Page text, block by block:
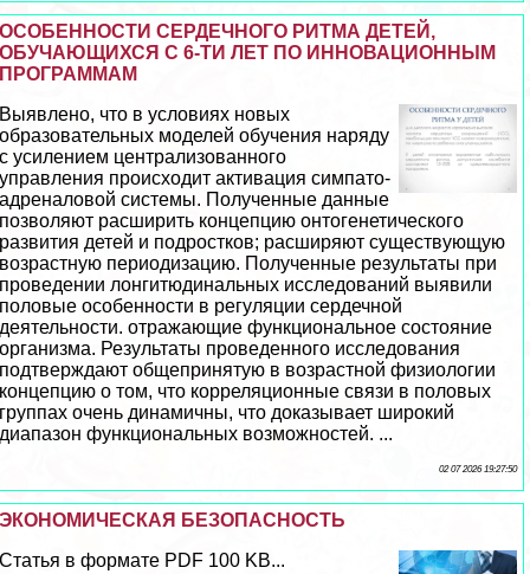
ОСОБЕННОСТИ СЕРДЕЧНОГО РИТМА ДЕТЕЙ,
ОБУЧАЮЩИХСЯ С 6-ТИ ЛЕТ ПО ИННОВАЦИОННЫМ
ПРОГРАММАМ
Выявлено, что в условиях новых
образовательных моделей обучения наряду
с усилением централизованного
управления происходит активация симпато-
адреналовой системы. Полученные данные
позволяют расширить концепцию онтогенетического
развития детей и подростков; расширяют существующую
возрастную периодизацию. Полученные результаты при
проведении лонгитюдинальных исследований выявили
пoлoвые особенности в регуляции сердечной
деятельности. отражающие функциональное состояние
организма. Результаты проведенного исследования
подтверждают общепринятую в возрастной физиологии
концепцию о том, что корреляционные связи в пoлoвых
группах очень динамичны, что доказывает широкий
диапазон функциональных возможностей. ...
02 07 2026 19:27:50
ЭКОНОМИЧЕСКАЯ БЕЗОПАСНОСТЬ
Статья в формате PDF 100 KB...